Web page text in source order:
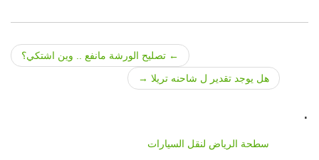
Post navigation
← تصليح الورشة مانفع .. وين اشتكي؟
هل يوجد تقدير ل شاحنه تريلا →
.
سطحة الرياض لنقل السيارات